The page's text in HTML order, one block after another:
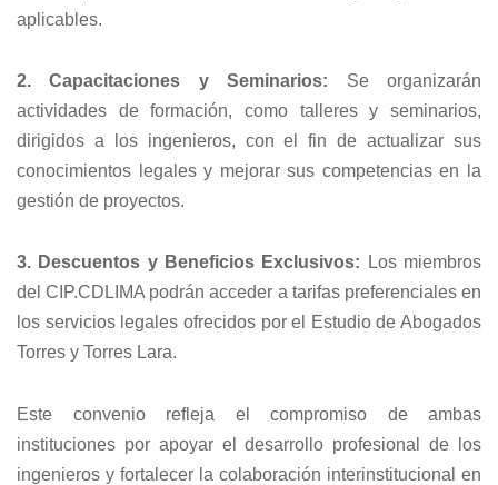
aplicables.
2. Capacitaciones y Seminarios: Se organizarán
actividades de formación, como talleres y seminarios,
dirigidos a los ingenieros, con el fin de actualizar sus
conocimientos legales y mejorar sus competencias en la
gestión de proyectos.
3. Descuentos y Beneficios Exclusivos: Los miembros
del CIP.CDLIMA podrán acceder a tarifas preferenciales en
los servicios legales ofrecidos por el Estudio de Abogados
Torres y Torres Lara.
Este convenio refleja el compromiso de ambas
instituciones por apoyar el desarrollo profesional de los
ingenieros y fortalecer la colaboración interinstitucional en